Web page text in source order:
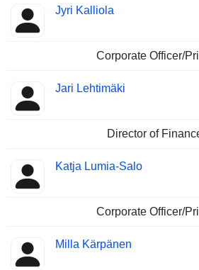
Jyri Kalliola
Corporate Officer/
Jari Lehtimäki
Director of
Katja Lumia-Salo
Corporate Officer/
Milla Kärpänen